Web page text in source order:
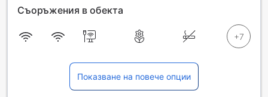
Съоръжения в обекта
Показване на повече опции